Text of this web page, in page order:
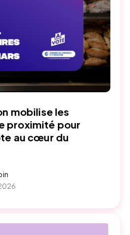
mobilise les
proximité pour
au cœur du